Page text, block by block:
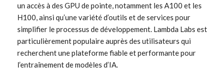
un accès à des GPU de pointe, notamment les A100 et les
H100, ainsi qu’une variété d’outils et de services pour
simplifier le processus de développement. Lambda Labs est
particulièrement populaire auprès des utilisateurs qui
recherchent une plateforme fiable et performante pour
l’entraînement de modèles d’IA.